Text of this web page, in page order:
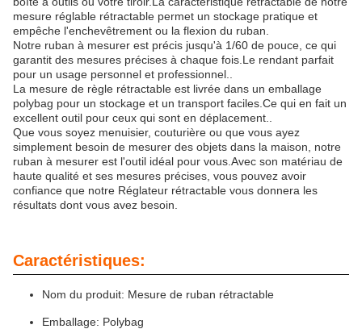
mesure réglable rétractable permet un stockage pratique et
empêche l'enchevêtrement ou la flexion du ruban.
Notre ruban à mesurer est précis jusqu'à 1/60 de pouce, ce qui
garantit des mesures précises à chaque fois.Le rendant parfait
pour un usage personnel et professionnel..
La mesure de règle rétractable est livrée dans un emballage
polybag pour un stockage et un transport faciles.Ce qui en fait un
excellent outil pour ceux qui sont en déplacement..
Que vous soyez menuisier, couturière ou que vous ayez
simplement besoin de mesurer des objets dans la maison, notre
ruban à mesurer est l'outil idéal pour vous.Avec son matériau de
haute qualité et ses mesures précises, vous pouvez avoir
confiance que notre Réglateur rétractable vous donnera les
résultats dont vous avez besoin.
Caractéristiques:
Nom du produit: Mesure de ruban rétractable
Emballage: Polybag